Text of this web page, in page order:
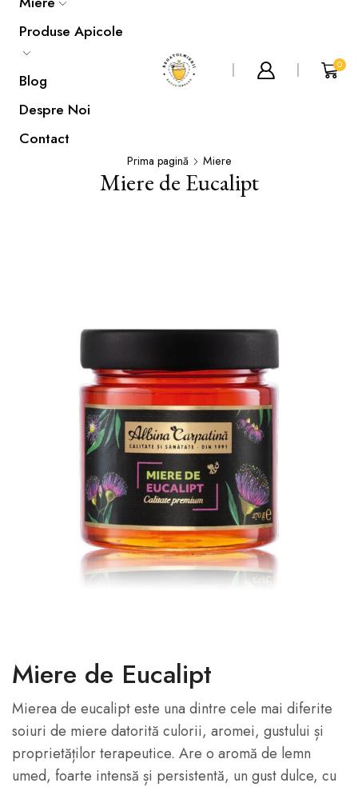
Produse Apicole
Blog
Despre Noi
Contact
0
Prima pagină Miere
Miere de Eucalipt
Miere de Eucalipt
Mierea de eucalipt este una dintre cele mai diferite
soiuri de miere datorită culorii, aromei, gustului și
proprietăților terapeutice. Are o aromă de lemn
umed, foarte intensă și persistentă, un gust dulce, cu